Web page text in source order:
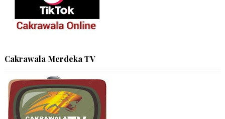
Cakrawala Merdeka TV